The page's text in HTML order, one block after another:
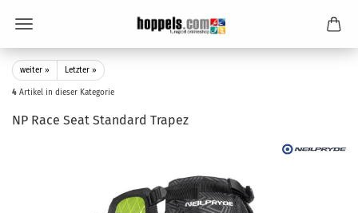
weiter » Letzter »
4 Artikel in dieser Kategorie
NP Race Seat Standard Trapez